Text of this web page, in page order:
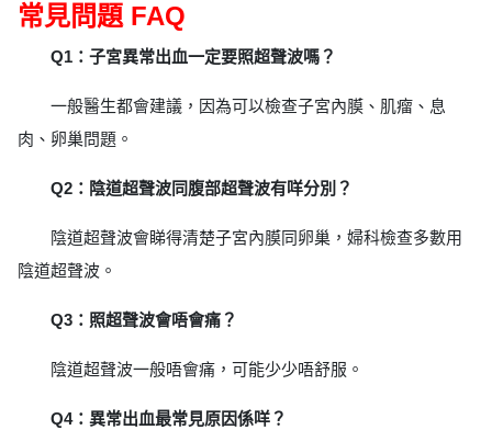
常見問題 FAQ
Q1：子宮異常出血一定要照超聲波嗎？
一般醫生都會建議，因為可以檢查子宮內膜、肌瘤、息
肉、卵巢問題。
Q2：陰道超聲波同腹部超聲波有咩分別？
陰道超聲波會睇得清楚子宮內膜同卵巢，婦科檢查多數用
陰道超聲波。
Q3：照超聲波會唔會痛？
陰道超聲波一般唔會痛，可能少少唔舒服。
Q4：異常出血最常見原因係咩？